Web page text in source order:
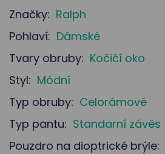
Značky: Ralph
Pohlaví: Dámské
Tvary obruby: Kočičí oko
Styl: Módní
Typ obruby: Celorámové
Typ pantu: Standarní závěs
Pouzdro na dioptrické brýle: